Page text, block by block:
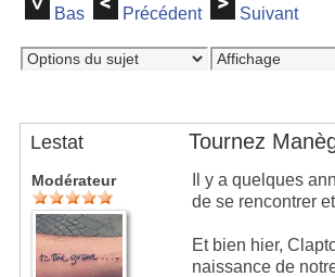
Bas Précédent Suivant
Lestat Tournez
Modérateur
Il y a quelques
de se rencontrer
Et bien hier,
naissance de